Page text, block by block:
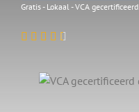
Gratis - Lokaal - VCA gecertificeerd